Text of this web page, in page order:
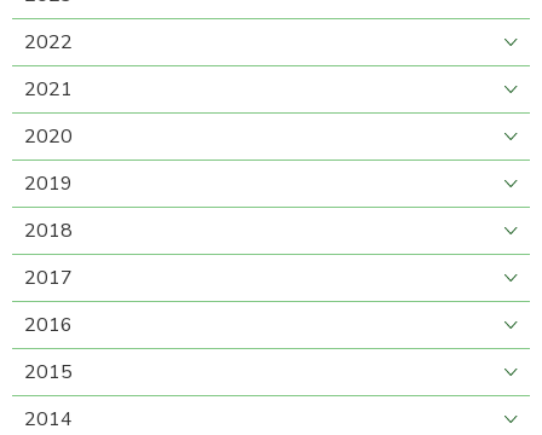
2022
2021
2020
2019
2018
2017
2016
2015
2014